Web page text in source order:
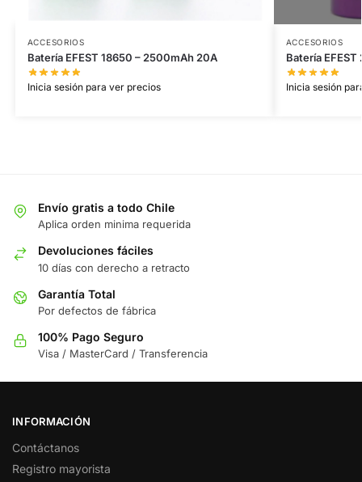
ACCESORIOS
Batería EFEST 18650 – 2500mAh 20A
Inicia sesión para ver precios
ACCESORIOS
Batería
Inicia sesión
Envío gratis a todo Chile
Aplica orden minima requerida
Devoluciones fáciles
10 días con derecho a retracto
Garantía Total
Por defectos de fábrica
100% Pago Seguro
Visa / MasterCard / Transferencia
INFORMACIÓN
Contáctanos
Registro mayorista